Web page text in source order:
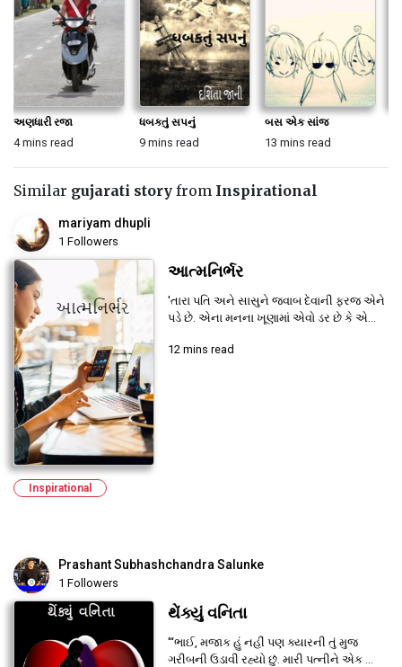
અણધારી રજા
4 mins read
ધબકતું સપનું
9 mins read
બસ એક સાંજ
13 mins read
Similar gujarati story from Inspirational
mariyam dhupli
1 Followers
આત્મનિર્ભર
'તારા પતિ અને સાસુને જવાબ દેવાની ફરજ એને
પડે છે. એના મનના ખૂણામાં એવો ડર છે કે એ...
12 mins read
Inspirational
Prashant Subhashchandra Salunke
1 Followers
થેંક્યું વનિતા
'“ભાઈ, મજાક હું નહીં પણ ક્યારની તું મુજ
ગરીબની ઉડાવી રહ્યો છું. મારી પત્નીને એક ...